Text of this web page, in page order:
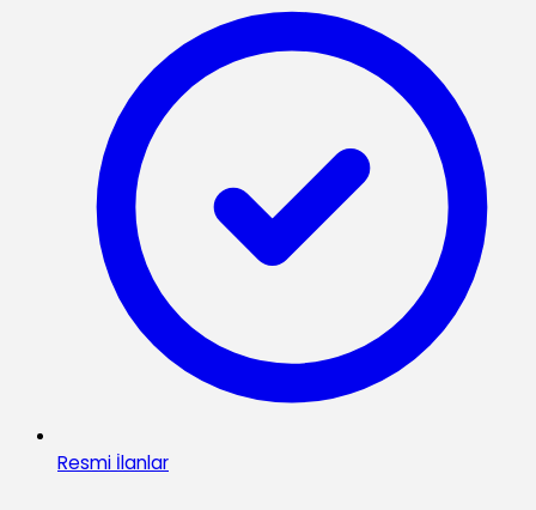
Resmi İlanlar